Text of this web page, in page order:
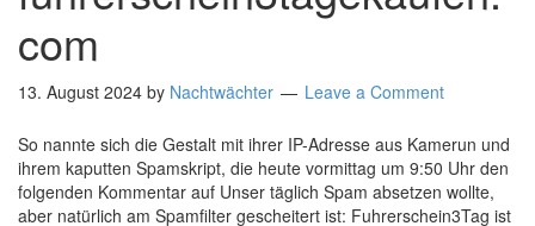
com
13. August 2024 by Nachtwächter Leave a Comment
So nannte sich die Gestalt mit ihrer IP-Adresse aus Kamerun und
ihrem kaputten Spamskript, die heute vormittag um 9:50 Uhr den
folgenden Kommentar auf Unser täglich Spam absetzen wollte,
aber natürlich am Spamfilter gescheitert ist: Fuhrerschein3Tag ist